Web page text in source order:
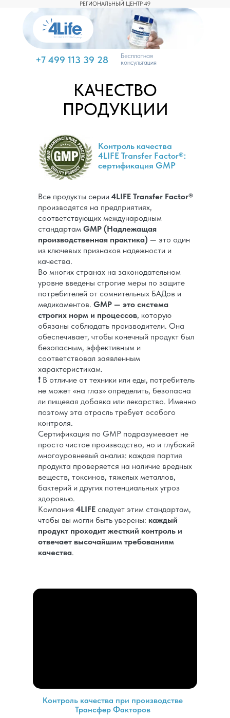
РЕГИОНАЛЬНЫЙ ЦЕНТР 49
Бесплатная
консультация
+7 499 113 39 28
КАЧЕСТВО
ПРОДУКЦИИ
Все продукты серии 4LIFE Transfer Factor®
производятся на предприятиях,
соответствующих международным
стандартам GMP (Надлежащая
производственная практика) — это один
из ключевых признаков надежности и
качества.
Во многих странах на законодательном
уровне введены строгие меры по защите
потребителей от сомнительных БАДов и
медикаментов. GMP — это система
строгих норм и процессов, которую
обязаны соблюдать производители. Она
обеспечивает, чтобы конечный продукт был
безопасным, эффективным и
соответствовал заявленным
характеристикам.
❗ В отличие от техники или еды, потребитель
не может «на глаз» определить, безопасна
ли пищевая добавка или лекарство. Именно
поэтому эта отрасль требует особого
контроля.
Сертификация по GMP подразумевает не
просто чистое производство, но и глубокий
многоуровневый анализ: каждая партия
продукта проверяется на наличие вредных
веществ, токсинов, тяжелых металлов,
бактерий и других потенциальных угроз
здоровью.
Компания 4LIFE следует этим стандартам,
чтобы вы могли быть уверены: каждый
продукт проходит жесткий контроль и
отвечает высочайшим требованиям
качества.
Контроль качества
4LIFE Transfer Factor®:
сертификация GMP
Контроль качества при производстве
Трансфер Факторов